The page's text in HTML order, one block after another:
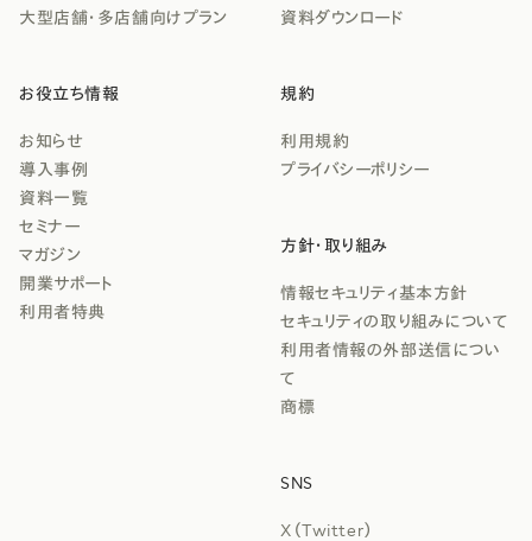
大型店舗・多店舗向けプラン
お役立ち情報
お知らせ
導入事例
資料一覧
セミナー
マガジン
開業サポート
利用者特典
資料ダウンロード
規約
利用規約
プライバシーポリシー
方針・取り組み
情報セキュリティ基本方針
セキュリティの取り組みについて
利用者情報の外部送信につい
て
商標
SNS
X（Twitter）